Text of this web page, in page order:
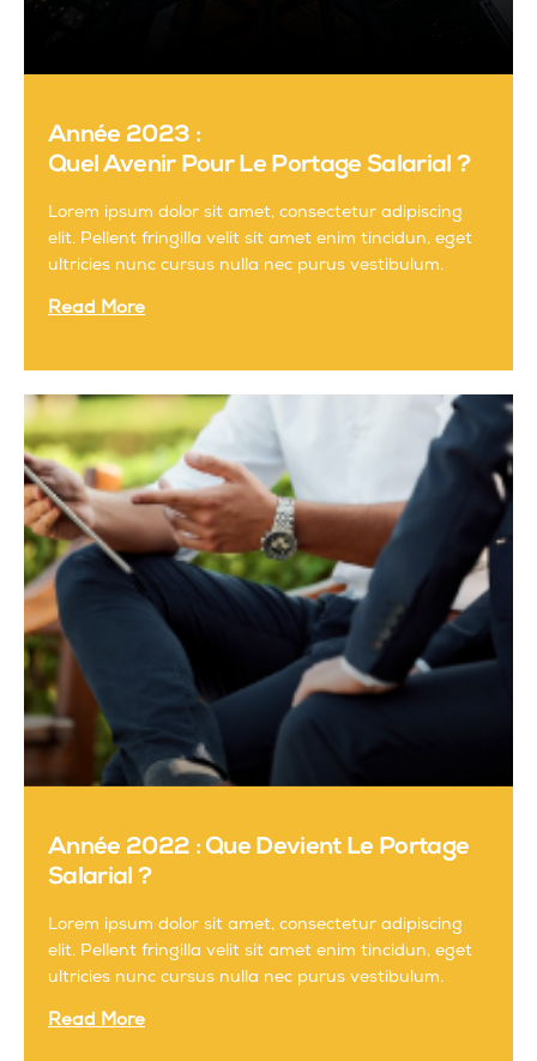
Année 2023 :
Quel Avenir Pour Le Portage Salarial ?
Lorem ipsum dolor sit amet, consectetur adipiscing
elit. Pellent fringilla velit sit amet enim tincidun, eget
ultricies nunc cursus nulla nec purus vestibulum.
Read More
Année 2022 : Que Devient Le Portage
Salarial ?
Lorem ipsum dolor sit amet, consectetur adipiscing
elit. Pellent fringilla velit sit amet enim tincidun, eget
ultricies nunc cursus nulla nec purus vestibulum.
Read More